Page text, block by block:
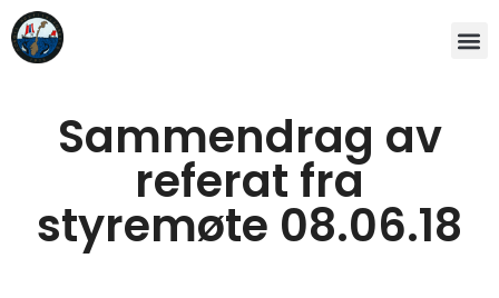
Sammendrag av
referat fra
styremøte 08.06.18